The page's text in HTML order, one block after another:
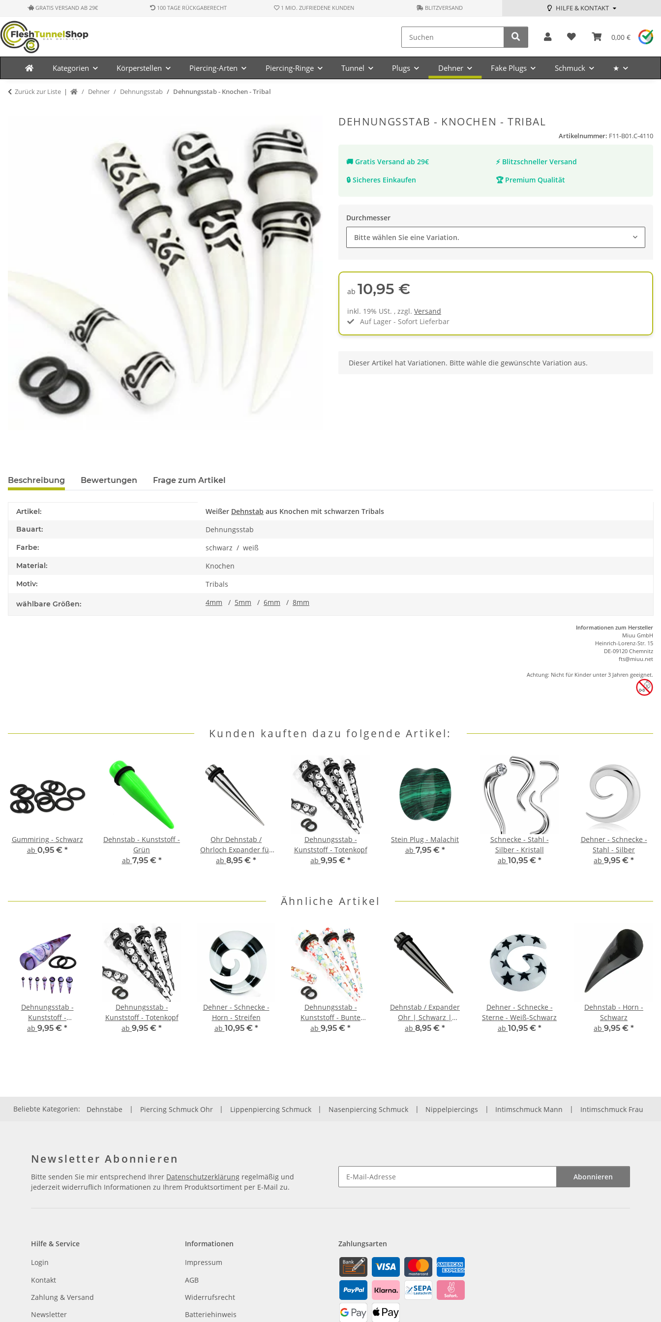
GRATIS VERSAND AB 29€ 100 TAGE RÜCKGABERECHT 1 MIO. ZUFRIEDENE KUNDEN BLITZVERSAND HILFE & KONTAKT
0,00 €
Kategorien Körperstellen Piercing-Arten Piercing-Ringe Tunnel Plugs Dehner Fake Plugs Schmuck ★
Zurück zur Liste Dehner Dehnungsstab Dehnungsstab - Knochen - Tribal
DEHNUNGSSTAB - KNOCHEN - TRIBAL
Artikelnummer: F11-B01.C-4110
🚚 Gratis Versand ab 29€ ⚡ Blitzschneller Versand
🔒 Sicheres Einkaufen 🏆 Premium Qualität
Durchmesser
Bitte wählen Sie eine Variation.
ab 10,95 €
inkl. 19% USt. , zzgl. Versand
Auf Lager - Sofort Lieferbar
x
Dieser Artikel hat Variationen. Bitte wähle die gewünschte Variation aus.
Beschreibung Bewertungen Frage zum Artikel
Produkteigenschaft
Wert
Artikel: Weißer Dehnstab aus Knochen mit schwarzen Tribals
Bauart: Dehnungsstab
Farbe: schwarz / weiß
Material: Knochen
Motiv: Tribals
wählbare Größen: 4mm / 5mm / 6mm / 8mm
Informationen zum Hersteller
Miuu GmbH
Heinrich-Lorenz-Str. 15
DE-09120 Chemnitz
fts@miuu.net
Achtung: Nicht für Kinder unter 3 Jahren geeignet.
Kunden kauften dazu folgende Artikel:
Gummiring - Schwarz
ab 0,95 € *
Dehnstab - Kunststoff -
Grün
ab 7,95 € *
Ohr Dehnstab /
Ohrloch Expander für
Flesh Tunnel |
ab 8,95 € *
Dehnungsstab -
Kunststoff - Totenkopf
ab 9,95 € *
Stein Plug - Malachit
ab 7,95 € *
Schnecke - Stahl -
Silber - Kristall
ab 10,95 € *
Dehner - Schnecke -
Stahl - Silber
ab 9,95 € *
Ähnliche Artikel
Dehnungsstab -
Kunststoff -
Traumfänger
ab 9,95 € *
Dehnungsstab -
Kunststoff - Totenkopf
ab 9,95 € *
Dehner - Schnecke -
Horn - Streifen
ab 10,95 € *
Dehnungsstab -
Kunststoff - Bunte
Sterne
ab 9,95 € *
Dehnstab / Expander
Ohr | Schwarz |
Chirurgenstahl |
ab 8,95 € *
Dehner - Schnecke -
Sterne - Weiß-Schwarz
ab 10,95 € *
Dehnstab - Horn -
Schwarz
ab 9,95 € *
Beliebte Kategorien: Dehnstäbe | Piercing Schmuck Ohr | Lippenpiercing Schmuck | Nasenpiercing Schmuck | Nippelpiercings | Intimschmuck Mann | Intimschmuck Frau
Newsletter Abonnieren
Bitte senden Sie mir entsprechend Ihrer Datenschutzerklärung regelmäßig und
jederzeit widerruflich Informationen zu Ihrem Produktsortiment per E-Mail zu.
Abonnieren
Hilfe & Service
Login
Kontakt
Zahlung & Versand
Newsletter
Informationen
Impressum
AGB
Widerrufsrecht
Batteriehinweis
Zahlungsarten